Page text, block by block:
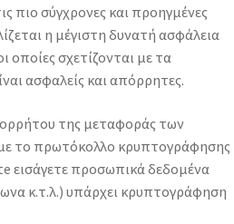
πιο σύγχρονες και προηγμένες
η μέγιστη δυνατή ασφάλεια
οποίες σχετίζονται με τα
ασφαλείς και απόρρητες.
της μεταφοράς των
το πρωτόκολλο κρυπτογράφησης
εισάγετε προσωπικά δεδομένα
κ.τ.λ.) υπάρχει κρυπτογράφηση